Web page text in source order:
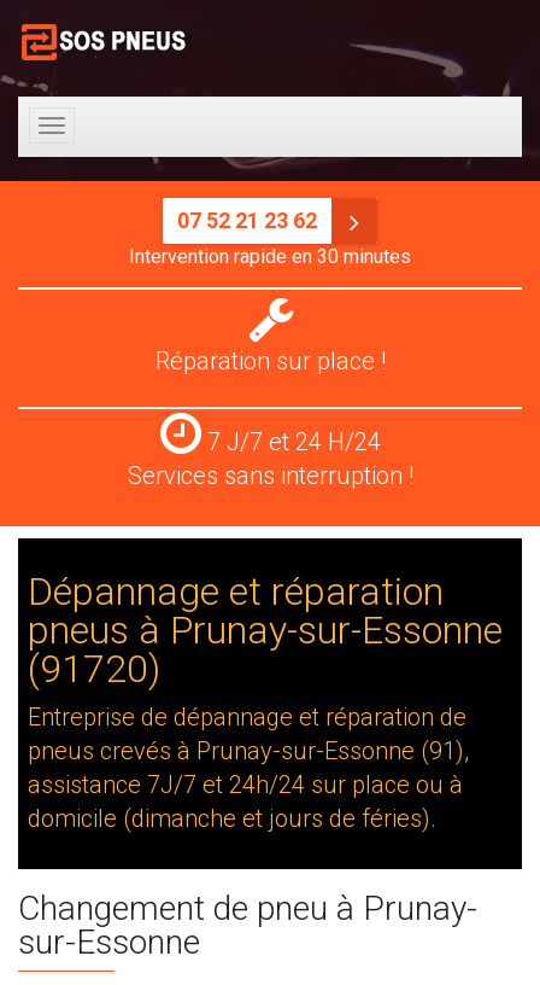
Toggle
navigation
07 52 21 23 62
Intervention rapide en 30 minutes
Réparation
pneus
Réparation sur place !
Services
24
H/24
7 J/7 et 24 H/24
Services sans interruption !
Dépannage et réparation
pneus à Prunay-sur-Essonne
(91720)
Entreprise de dépannage et réparation de
pneus crevés à Prunay-sur-Essonne (91),
assistance 7J/7 et 24h/24 sur place ou à
domicile (dimanche et jours de féries).
Changement de pneu à Prunay-
sur-Essonne